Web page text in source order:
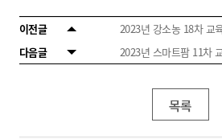
이전글
2023년 강소농 18차 교
다음글
2023년 스마트팜 11차
목록